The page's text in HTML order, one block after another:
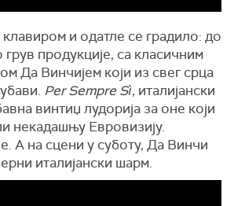
и одатле се градило: до
продукције, са класичним
Да Винчијем који из свег срца
Per Sempre Sì, италијански
винтиџ лудорија за оне који
некадашњу Евровизију.
А на сцени у суботу, Да Винчи
италијански шарм.